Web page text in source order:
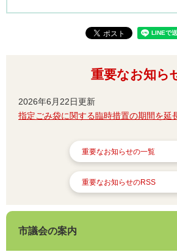
重要なお知ら
2026年6月22日更新
指定ごみ袋に関する臨時措置の期間を延
重要なお知らせの一覧
重要なお知らせのRSS
市議会の案内